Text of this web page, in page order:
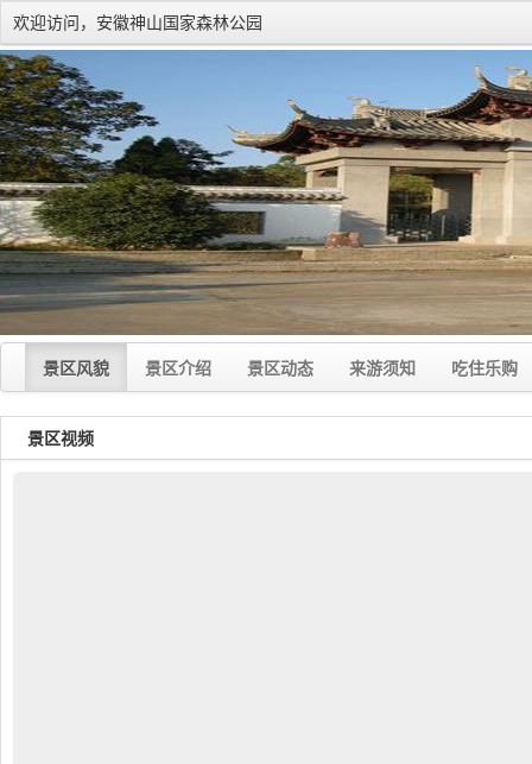
欢迎访问，安徽神山国家森林公园
景区风貌 景区介绍 景区动态 来游须知 吃住乐购
景区视频